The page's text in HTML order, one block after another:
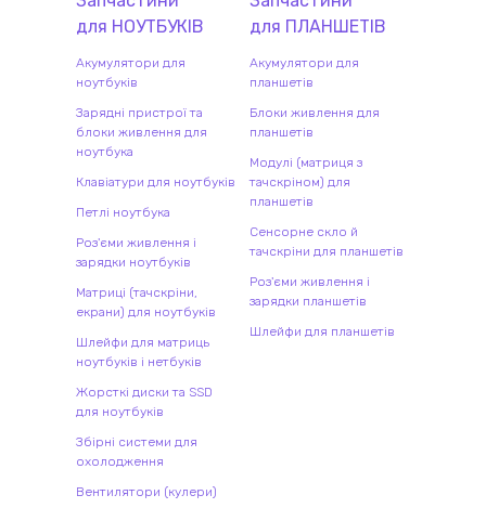
для НОУТБУКІВ
Акумулятори для
ноутбуків
Зарядні пристрої та
блоки живлення для
ноутбука
Клавіатури для ноутбуків
Петлі ноутбука
Роз'єми живлення і
зарядки ноутбуків
Матриці (тачскріни,
екрани) для ноутбуків
Шлейфи для матриць
ноутбуків і нетбуків
Жорсткі диски та SSD
для ноутбуків
Збірні системи для
охолодження
Вентилятори (кулери)
для ПЛАНШЕТІВ
Акумулятори для
планшетів
Блоки живлення для
планшетів
Модулі (матриця з
тачскріном) для
планшетів
Сенсорне скло й
тачскріни для планшетів
Роз'єми живлення і
зарядки планшетів
Шлейфи для планшетів